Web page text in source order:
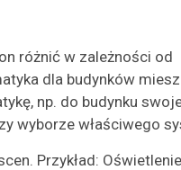
różnić w zależności od
dla budynków
np. do budynku
wyborze właściwego
Przykład: